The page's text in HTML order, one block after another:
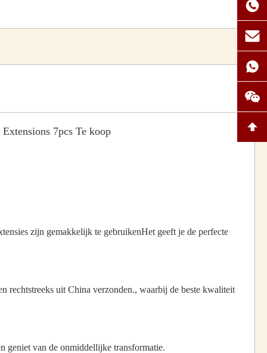
7pcs Te koop
zijn gemakkelijk te gebruikenHet geeft je de perfecte
rechtstreeks uit China verzonden., waarbij de beste kwaliteit
geniet van de onmiddellijke transformatie.